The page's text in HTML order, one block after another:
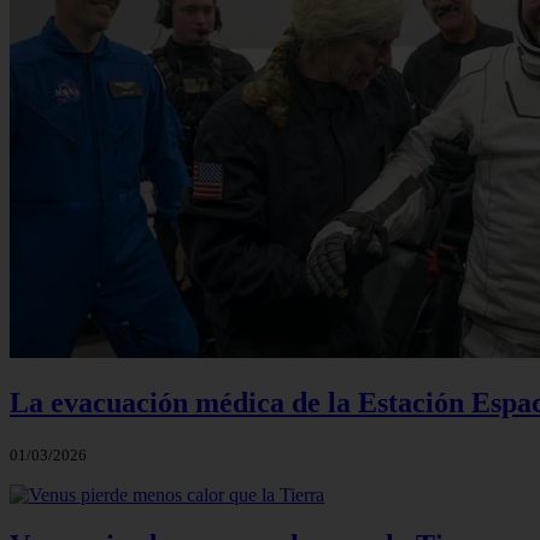
La evacuación médica de la Estación
01/03/2026